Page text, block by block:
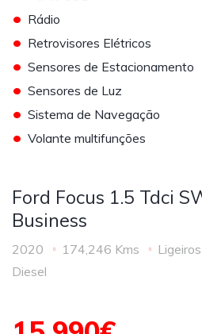
• Rádio
• Retrovisores Elétricos
• Sensores de Estacionamento
• Sensores de Luz
• Sistema de Navegação
• Volante multifunções
Ford Focus 1.5 Tdci
Business
2020 174,246 Kms
Diesel